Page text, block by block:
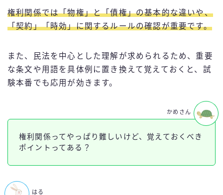
権利関係では「物権」と「債権」の基本的な違いや、
「契約」「時効」に関するルールの確認が重要です。
また、民法を中心とした理解が求められるため、重要
な条文や用語を具体例に置き換えて覚えておくと、試
験本番でも応用が効きます。
権利関係ってやっぱり難しいけど、覚えておくべき
ポイントってある？
かめさん
はる